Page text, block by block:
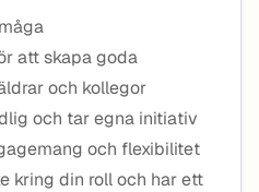
att skapa goda
och kollegor
och tar egna initiativ
och flexibilitet
kring din roll och har ett